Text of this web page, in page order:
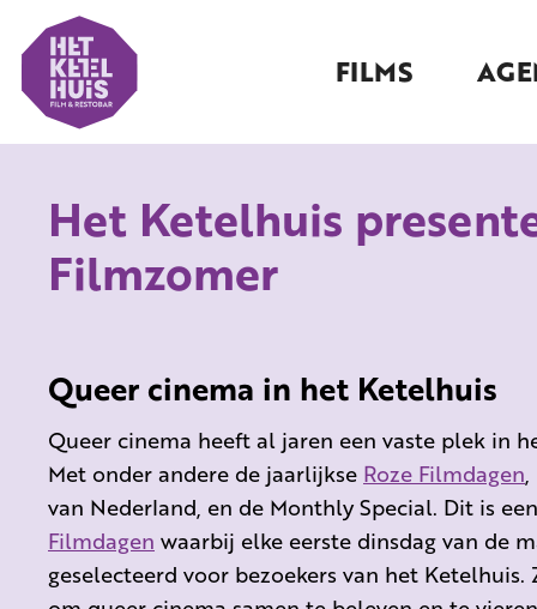
FILMS
Het Ketelhuis
Filmzomer
Queer cinema in het Ketelhuis
Queer cinema heeft al jaren een vaste plek in
Met onder andere de jaarlijkse Roze Filmdagen
van Nederland, en de Monthly Special. Dit is
Filmdagen waarbij elke eerste dinsdag van de
geselecteerd voor bezoekers van het